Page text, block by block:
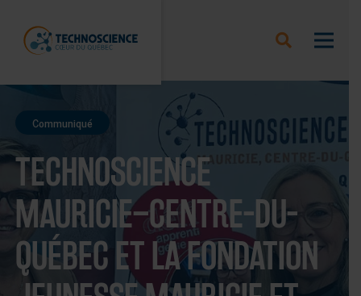
Communiqué
TECHNOSCIENCE
MAURICIE–CENTRE-DU-
QUÉBEC ET LA FONDATION